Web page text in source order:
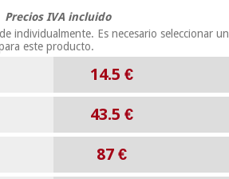
Precios IVA incluido
individualmente. Es necesario seleccionar un
este producto.
14.5 €
43.5 €
87 €